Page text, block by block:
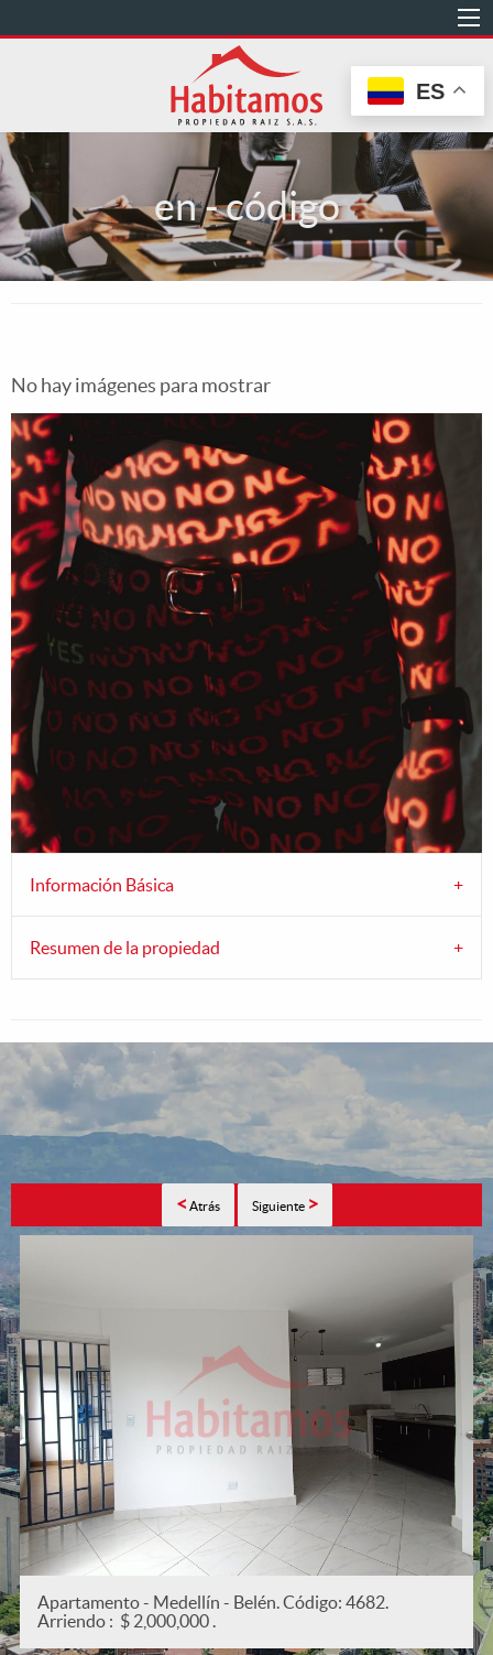
al
en - código
No hay imágenes para mostrar
Información Básica
Resumen de la propiedad
< Atrás Siguiente >
4682.
Apartamento - Medellín - San Joaquín.
Arriendo : $ 2,200,000 .
ES